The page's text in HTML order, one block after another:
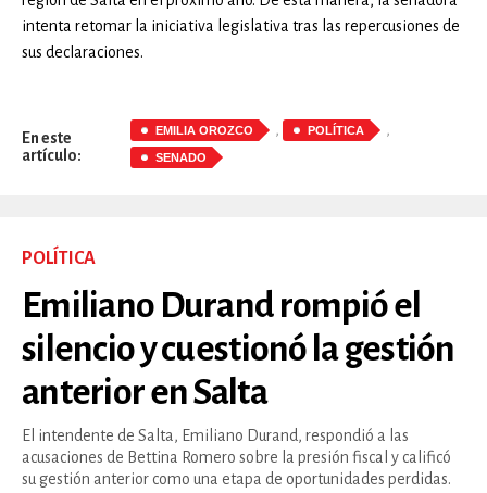
intenta retomar la iniciativa legislativa tras las repercusiones de
sus declaraciones.
En este
artículo:
EMILIA OROZCO , POLÍTICA ,
SENADO
POLÍTICA
Emiliano Durand rompió el
silencio y cuestionó la gestión
anterior en Salta
El intendente de Salta, Emiliano Durand, respondió a las
acusaciones de Bettina Romero sobre la presión fiscal y calificó
su gestión anterior como una etapa de oportunidades perdidas.